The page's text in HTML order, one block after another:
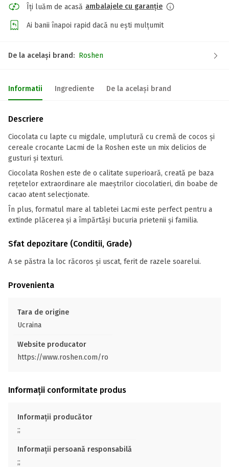
Îți luăm de acasă ambalajele cu garanție
Ai banii înapoi rapid dacă nu ești mulțumit
De la același brand: Roshen
Informatii Ingrediente De la același brand
Descriere
Ciocolata cu lapte cu migdale, umplutură cu cremă de cocos și
cereale crocante Lacmi de la Roshen este un mix delicios de
gusturi și texturi.
Ciocolata Roshen este de o calitate superioară, creată pe baza
rețetelor extraordinare ale maeștrilor ciocolatieri, din boabe de
cacao atent selecționate.
În plus, formatul mare al tabletei Lacmi este perfect pentru a
extinde plăcerea și a împărtăși bucuria prietenii și familia.
Sfat depozitare (Conditii, Grade)
A se păstra la loc răcoros și uscat, ferit de razele soarelui.
Provenienta
Tara de origine
Ucraina
Website producator
https://www.roshen.com/ro
Informații conformitate produs
Informații producător
;;
Informații persoană responsabilă
;;